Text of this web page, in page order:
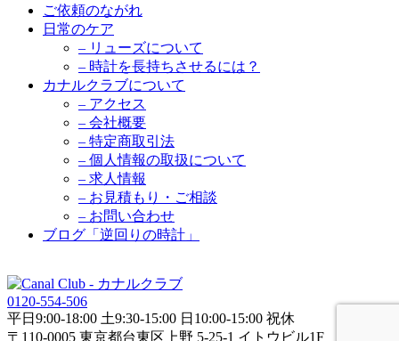
ご依頼のながれ
日常のケア
– リューズについて
– 時計を長持ちさせるには？
カナルクラブについて
– アクセス
– 会社概要
– 特定商取引法
– 個人情報の取扱について
– 求人情報
– お見積もり・ご相談
– お問い合わせ
ブログ「逆回りの時計」
0120-554-506
平日9:00-18:00 土9:30-15:00 日10:00-15:00 祝休
〒110-0005 東京都台東区上野 5-25-1 イトウビル1F